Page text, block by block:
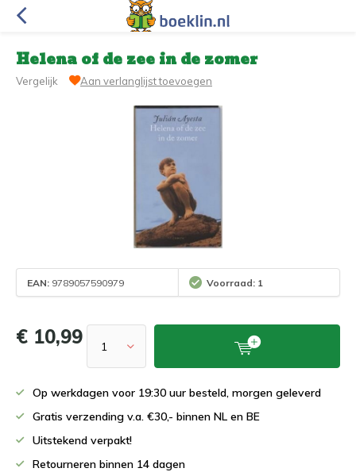
Helena of de zee in de zomer
Vergelijk Aan verlanglijst toevoegen
EAN: 9789057590979 Voorraad: 1
€ 10,99
Op werkdagen voor 19:30 uur besteld, morgen geleverd
Gratis verzending v.a. €30,- binnen NL en BE
Uitstekend verpakt!
Retourneren binnen 14 dagen